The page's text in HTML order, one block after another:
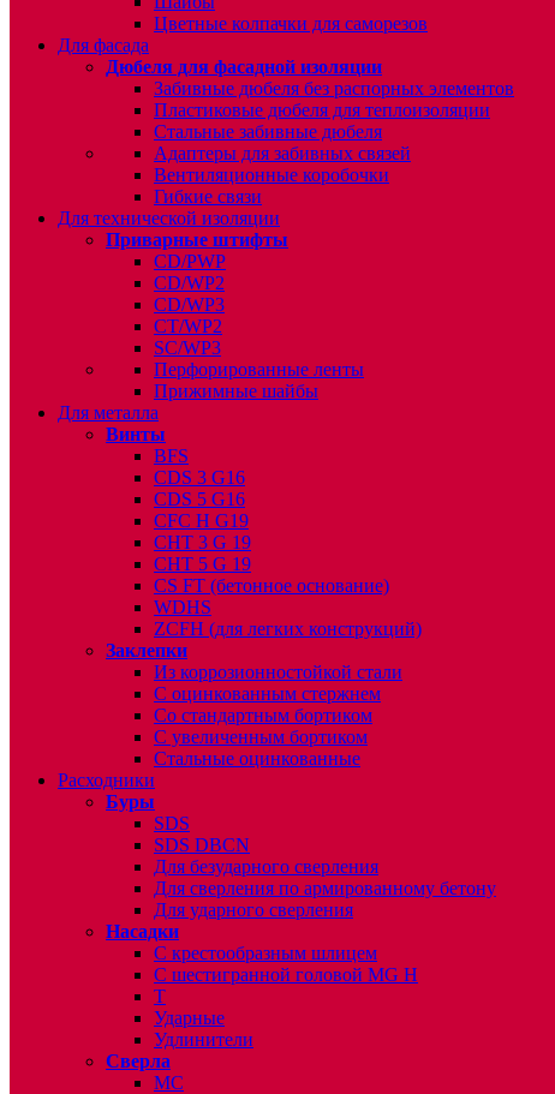
Цветные колпачки для саморезов
Для фасада
Дюбеля для фасадной изоляции
Забивные дюбеля без распорных элементов
Пластиковые дюбеля для теплоизоляции
Стальные забивные дюбеля
Адаптеры для забивных связей
Вентиляционные коробочки
Гибкие связи
Для технической изоляции
Приварные штифты
CD/PWP
CD/WP2
CD/WP3
CT/WP2
SC/WP3
Перфорированные ленты
Прижимные шайбы
Для металла
Винты
BFS
CDS 3 G16
CDS 5 G16
CFC H G19
CHT 3 G 19
CHT 5 G 19
CS FT (бетонное основание)
WDHS
ZCFH (для легких конструкций)
Заклепки
Из коррозионностойкой стали
С оцинкованным стержнем
Со стандартным бортиком
С увеличенным бортиком
Стальные оцинкованные
Расходники
Буры
SDS
SDS DBCN
Для безударного сверления
Для сверления по армированному бетону
Для ударного сверления
Насадки
С крестообразным шлицем
С шестигранной головой MG H
T
Ударные
Удлинители
Сверла
МС